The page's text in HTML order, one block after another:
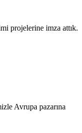
projelerine imza attık.
Avrupa pazarına